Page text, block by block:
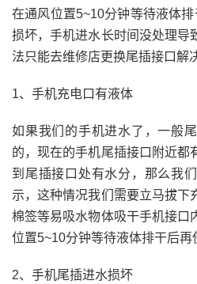
在通风位置5~10分钟等待液体
损坏，手机进水长时间没处理导
法只能去维修店更换尾插接口解
1、手机充电口有液体
如果我们的手机进水了，一般
的，现在的手机尾插接口附近都
到尾插接口处有水分，那么我
示，这种情况我们需要立马拔下
棉签等易吸水物体吸干手机接口
位置5~10分钟等待液体排干后再
2、手机尾插进水损坏